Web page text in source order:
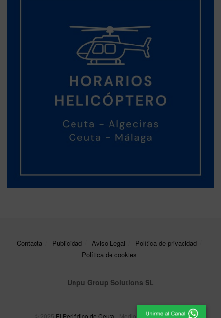
Contacta Publicidad Aviso Legal
Política de privacidad
Política de cookies
Unpu Group Solutions SL
© 2025 El Periódico de Ceuta - Medio de Comunicación